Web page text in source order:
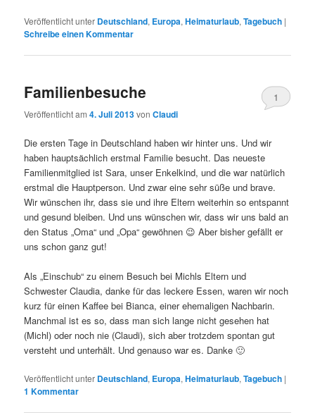
Veröffentlicht unter Deutschland, Europa,Heimaturlaub,Tagebuch |
Schreibe einen Kommentar
Familienbesuche
Veröffentlicht am4. Juli 2013vonClaudi
1
Die ersten Tage in Deutschland haben wir hinter uns. Und wir
haben hauptsächlich erstmal Familie besucht. Das neueste
Familienmitglied ist Sara, unser Enkelkind, und die war natürlich
erstmal die Hauptperson. Und zwar eine sehr süße und brave.
Wir wünschen ihr, dass sie und ihre Eltern weiterhin so entspannt
und gesund bleiben. Und uns wünschen wir, dass wir uns bald an
den Status „Oma“ und „Opa“ gewöhnen 😉 Aber bisher gefällt er
uns schon ganz gut!
Als „Einschub“ zu einem Besuch bei Michls Eltern und
Schwester Claudia, danke für das leckere Essen, waren wir noch
kurz für einen Kaffee bei Bianca, einer ehemaligen Nachbarin.
Manchmal ist es so, dass man sich lange nicht gesehen hat
(Michl) oder noch nie (Claudi), sich aber trotzdem spontan gut
versteht und unterhält. Und genauso war es. Danke 🙂
Veröffentlicht unter Deutschland, Europa,Heimaturlaub,Tagebuch |
1 Kommentar